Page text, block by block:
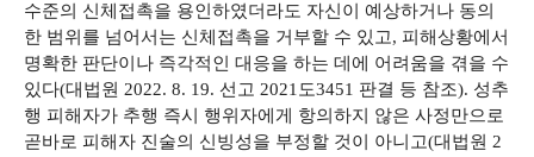
수준의 신체접촉을 용인하였더라도 자신이 예상하거나 동의
한 범위를 넘어서는 신체접촉을 거부할 수 있고, 피해상황에서
명확한 판단이나 즉각적인 대응을 하는 데에 어려움을 겪을 수
있다(대법원 2022. 8. 19. 선고 2021도3451 판결 등 참조). 성추
행 피해자가 추행 즉시 행위자에게 항의하지 않은 사정만으로
곧바로 피해자 진술의 신빙성을 부정할 것이 아니고(대법원 2